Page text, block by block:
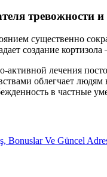
тревожности и
существенно
создание
активной лечения
облегчает людям
в частные
Bonuslar Ve Güncel